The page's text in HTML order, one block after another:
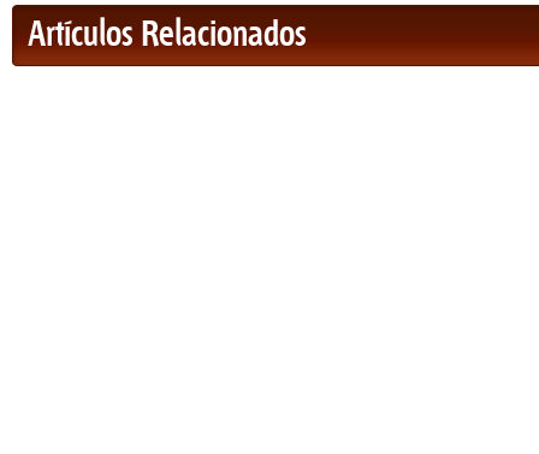
Artículos Relacionados